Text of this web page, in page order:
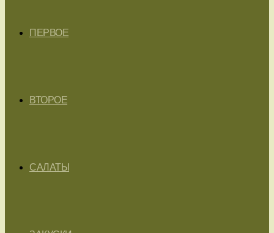
ПЕРВОЕ
ВТОРОЕ
САЛАТЫ